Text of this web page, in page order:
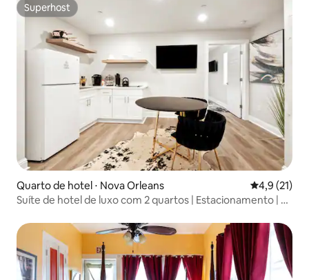
Superhost
Superhost
Quarto de hotel ⋅ Nova Orleans 4,9 de uma
4,9 (21)
Suíte de hotel de luxo com 2 quartos | Estacionamento | 3